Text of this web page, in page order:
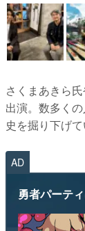
さくまあきら
出演。数多く
史を掘り下げ
AD
勇者パーテ